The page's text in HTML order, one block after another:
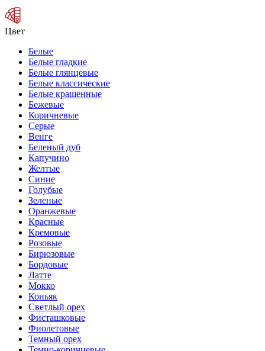
Цвет
Белые
Белые гладкие
Белые глянцевые
Белые классические
Белые крашенные
Бежевые
Коричневые
Серые
Венге
Беленый дуб
Капучино
Желтые
Синие
Голубые
Зеленые
Оранжевые
Красные
Кремовые
Розовые
Бирюзовые
Бордовые
Латте
Мокко
Коньяк
Светлый орех
Фисташковые
Фиолетовые
Темный орех